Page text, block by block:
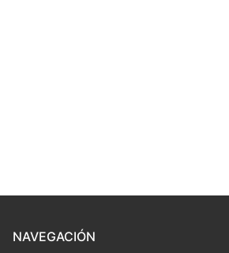
NAVEGACIÓN